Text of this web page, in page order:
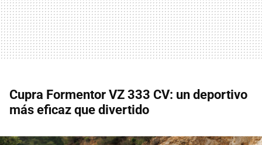
Cupra Formentor VZ 333 CV: un deportivo
más eficaz que divertido